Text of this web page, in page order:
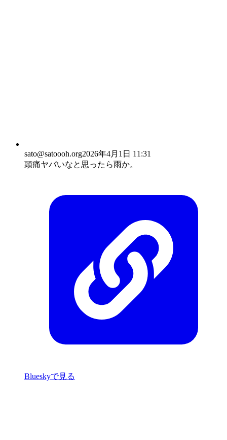
sato@satoooh.org2026年4月1日 11:31
頭痛ヤバいなと思ったら雨か。
Blueskyで見る